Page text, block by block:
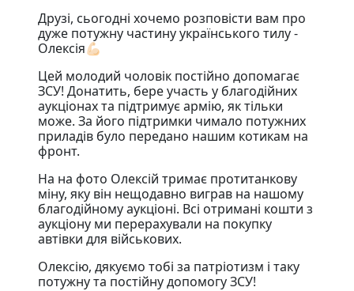
Друзі, сьогодні хочемо розповісти вам про
дуже потужну частину українського тилу -
Олексія💪🏻
Цей молодий чоловік постійно допомагає
ЗСУ! Донатить, бере участь у благодійних
аукціонах та підтримує армію, як тільки
може. За його підтримки чимало потужних
приладів було передано нашим котикам на
фронт.
На на фото Олексій тримає протитанкову
міну, яку він нещодавно виграв на нашому
благодійному аукціоні. Всі отримані кошти з
аукціону ми перерахували на покупку
автівки для військових.
Олексію, дякуємо тобі за патріотизм і таку
потужну та постійну допомогу ЗСУ!